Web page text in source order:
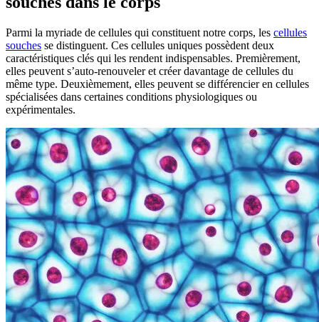
Parmi la myriade de cellules qui constituent notre corps, les cellules
souches se distinguent. Ces cellules uniques possèdent deux
caractéristiques clés qui les rendent indispensables. Premièrement,
elles peuvent s’auto-renouveler et créer davantage de cellules du
même type. Deuxièmement, elles peuvent se différencier en cellules
spécialisées dans certaines conditions physiologiques ou
expérimentales.